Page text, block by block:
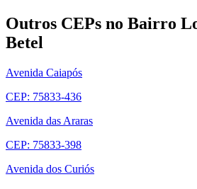
Outros CEPs no Bairro
Betel
Avenida Caiapós
CEP: 75833-436
Avenida das Araras
CEP: 75833-398
Avenida dos Curiós